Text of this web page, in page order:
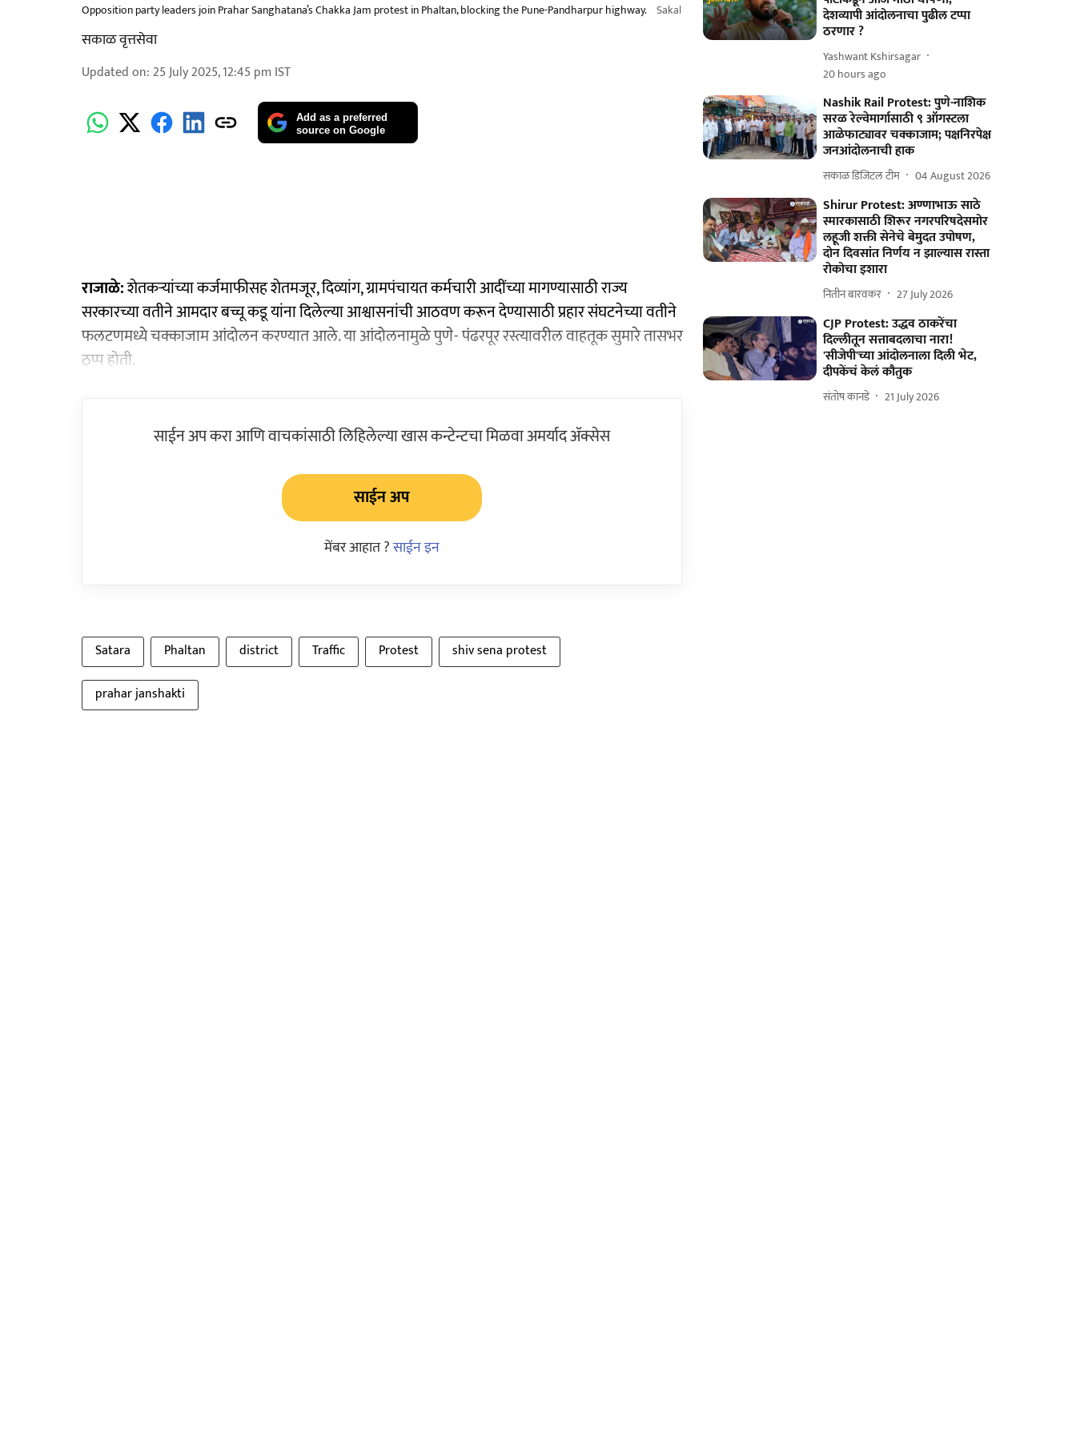
Opposition party leaders join Prahar Sanghatana’s Chakka Jam protest in Phaltan, blocking the Pune-Pandharpur highway. Sakal
सकाळ वृत्तसेवा
Updated on: 25 July 2025, 12:45 pm IST
Add as a preferred
source on Google
राजाळे:शेतकऱ्यांच्या कर्जमाफीसह शेतमजूर, दिव्यांग, ग्रामपंचायत कर्मचारी आदींच्या मागण्यासाठी राज्य
सरकारच्या वतीने आमदार बच्चू कडू यांना दिलेल्या आश्वासनांची आठवण करून देण्यासाठी प्रहार संघटनेच्या वतीने
फलटणमध्ये चक्काजाम आंदोलन करण्यात आले. या आंदोलनामुळे पुणे- पंढरपूर रस्त्यावरील वाहतूक सुमारे तासभर
ठप्प होती.
साईन अप करा आणि वाचकांसाठी लिहिलेल्या खास कन्टेन्टचा मिळवा अमर्याद ॲक्सेस
साईन अप
मेंबर आहात ?साईन इन
Satara Phaltan district Traffic Protest
shiv sena protest
prahar janshakti
देशव्यापी आंदोलनाचा पुढील टप्पा
ठरणार ?
Yashwant Kshirsagar
20 hours ago
Nashik Rail Protest: पुणे-नाशिक
सरळ रेल्वेमार्गासाठी ९ ऑगस्टला
आळेफाट्यावर चक्काजाम; पक्षनिरपेक्ष
जनआंदोलनाची हाक
सकाळ डिजिटल टीम 04 August 2026
Shirur Protest: अण्णाभाऊ साठे
स्मारकासाठी शिरूर नगरपरिषदेसमोर
लहूजी शक्ती सेनेचे बेमुदत उपोषण,
दोन दिवसांत निर्णय न झाल्यास रास्ता
रोकोचा इशारा
नितीन बारवकर 27 July 2026
CJP Protest: उद्धव ठाकरेंचा
दिल्लीतून सत्ताबदलाचा नारा!
'सीजेपी'च्या आंदोलनाला दिली भेट,
दीपकेंचं केलं कौतुक
संतोष कानडे 21 July 2026